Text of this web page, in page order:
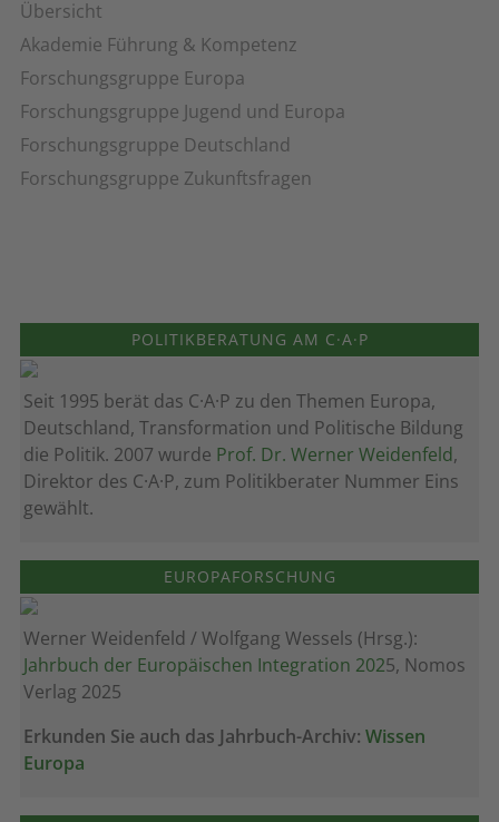
Übersicht
Akademie Führung & Kompetenz
Forschungsgruppe Europa
Forschungsgruppe Jugend und Europa
Forschungsgruppe Deutschland
Forschungsgruppe Zukunftsfragen
POLITIKBERATUNG AM C·A·P
Seit 1995 berät das C·A·P zu den Themen Europa,
Deutschland, Transformation und Politische Bildung
die Politik. 2007 wurde Prof. Dr. Werner Weidenfeld,
Direktor des C·A·P, zum Politik­berater Nummer Eins
gewählt.
EUROPAFORSCHUNG
Werner Weidenfeld / Wolfgang Wessels (Hrsg.):
Jahrbuch der Europäischen Integration 2025, Nomos
Verlag 2025
Erkunden Sie auch das Jahrbuch-Archiv: Wissen
Europa